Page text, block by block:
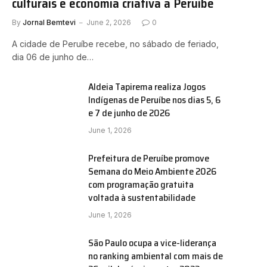
By Jornal Bemtevi June 2, 2026 0
A cidade de Peruíbe recebe, no sábado de feriado,
dia 06 de junho de…
Aldeia Tapirema realiza Jogos
Indígenas de Peruíbe nos dias 5, 6
e 7 de junho de 2026
June 1, 2026
Prefeitura de Peruíbe promove
Semana do Meio Ambiente 2026
com programação gratuita
voltada à sustentabilidade
June 1, 2026
São Paulo ocupa a vice-liderança
no ranking ambiental com mais de